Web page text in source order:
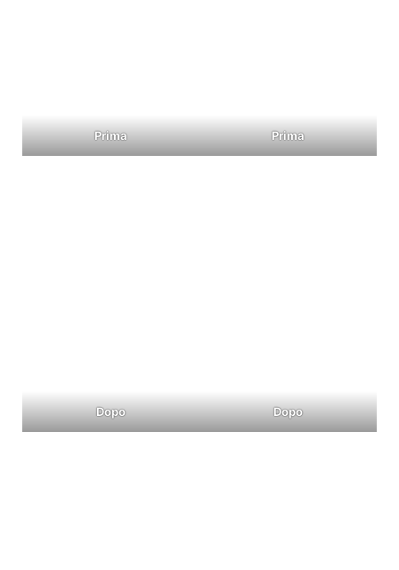
Prima Prima
Dopo Dopo